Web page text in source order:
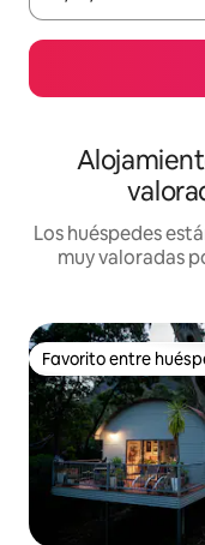
Los huéspedes
muy valoradas
Favorito entre
Favorito entre